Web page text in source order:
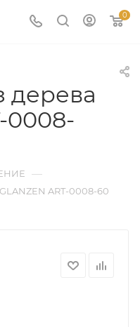
0
дерева
0008-
—
ART-0008-60